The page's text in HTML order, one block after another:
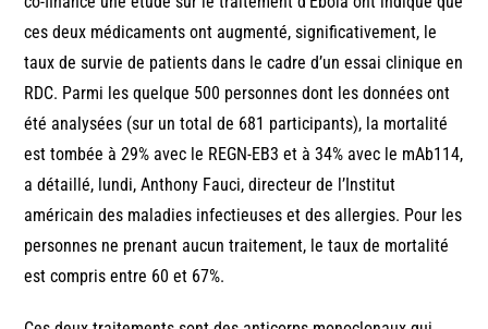
ces deux médicaments ont augmenté, significativement, le
taux de survie de patients dans le cadre d’un essai clinique en
RDC. Parmi les quelque 500 personnes dont les données ont
été analysées (sur un total de 681 participants), la mortalité
est tombée à 29% avec le REGN-EB3 et à 34% avec le mAb114,
a détaillé, lundi, Anthony Fauci, directeur de l’Institut
américain des maladies infectieuses et des allergies. Pour les
personnes ne prenant aucun traitement, le taux de mortalité
est compris entre 60 et 67%.